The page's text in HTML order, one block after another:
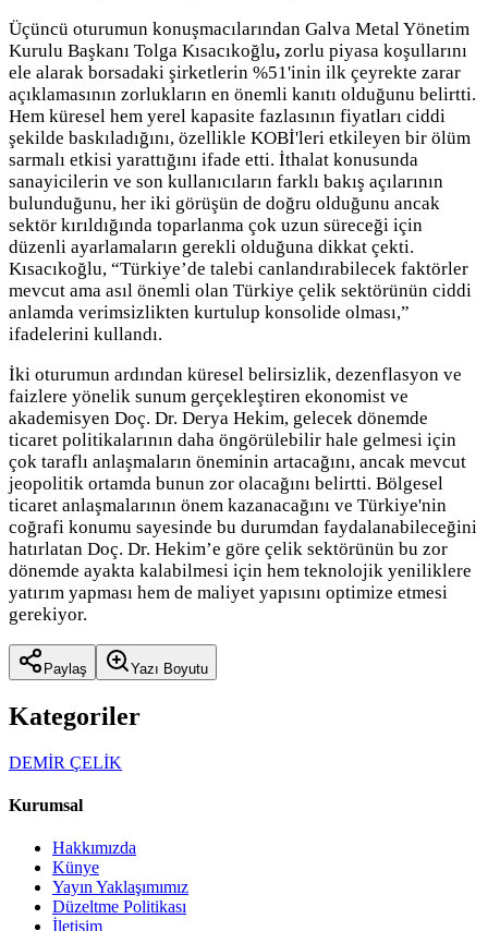
Üçüncü oturumun konuşmacılarından Galva Metal Yönetim
Kurulu Başkanı Tolga Kısacıkoğlu, zorlu piyasa koşullarını
ele alarak borsadaki şirketlerin %51'inin ilk çeyrekte zarar
açıklamasının zorlukların en önemli kanıtı olduğunu belirtti.
Hem küresel hem yerel kapasite fazlasının fiyatları ciddi
şekilde baskıladığını, özellikle KOBİ'leri etkileyen bir ölüm
sarmalı etkisi yarattığını ifade etti. İthalat konusunda
sanayicilerin ve son kullanıcıların farklı bakış açılarının
bulunduğunu, her iki görüşün de doğru olduğunu ancak
sektör kırıldığında toparlanma çok uzun süreceği için
düzenli ayarlamaların gerekli olduğuna dikkat çekti.
Kısacıkoğlu, “Türkiye’de talebi canlandırabilecek faktörler
mevcut ama asıl önemli olan Türkiye çelik sektörünün ciddi
anlamda verimsizlikten kurtulup konsolide olması,”
ifadelerini kullandı.
İki oturumun ardından küresel belirsizlik, dezenflasyon ve
faizlere yönelik sunum gerçekleştiren ekonomist ve
akademisyen Doç. Dr. Derya Hekim, gelecek dönemde
ticaret politikalarının daha öngörülebilir hale gelmesi için
çok taraflı anlaşmaların öneminin artacağını, ancak mevcut
jeopolitik ortamda bunun zor olacağını belirtti. Bölgesel
ticaret anlaşmalarının önem kazanacağını ve Türkiye'nin
coğrafi konumu sayesinde bu durumdan faydalanabileceğini
hatırlatan Doç. Dr. Hekim’e göre çelik sektörünün bu zor
dönemde ayakta kalabilmesi için hem teknolojik yeniliklere
yatırım yapması hem de maliyet yapısını optimize etmesi
gerekiyor.
Paylaş Yazı Boyutu
Kategoriler
DEMİR ÇELİK
Kurumsal
Hakkımızda
Künye
Yayın Yaklaşımımız
Düzeltme Politikası
İletişim